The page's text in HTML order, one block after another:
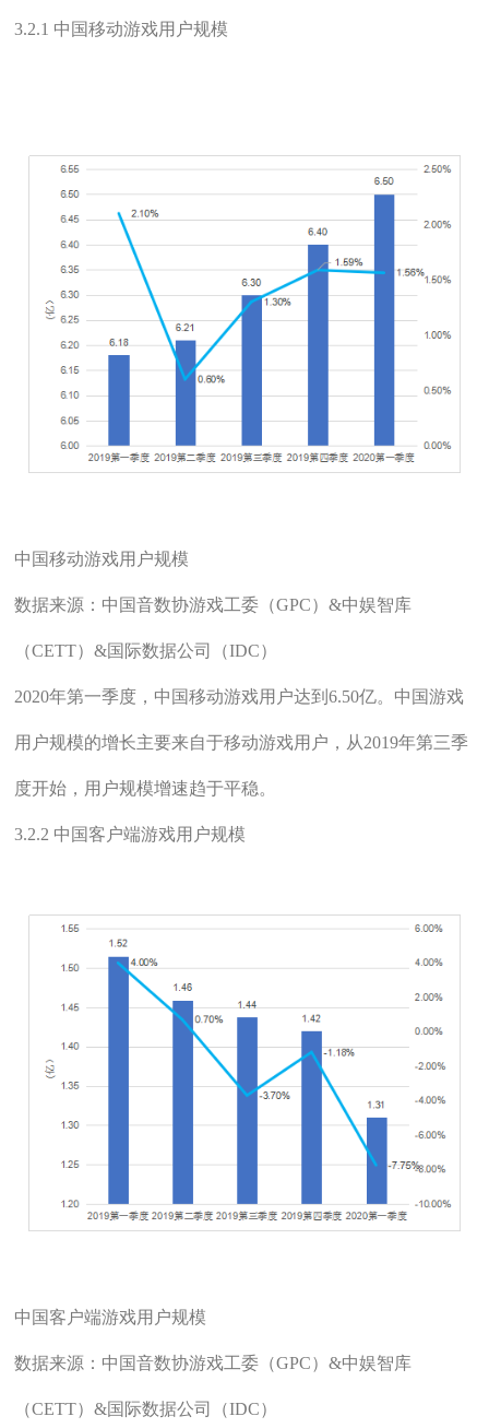
3.2.1 中国移动游戏用户规模
中国移动游戏用户规模
数据来源：中国音数协游戏工委（GPC）&中娱智库
（CETT）&国际数据公司（IDC）
2020年第一季度，中国移动游戏用户达到6.50亿。中国游戏
用户规模的增长主要来自于移动游戏用户，从2019年第三季
度开始，用户规模增速趋于平稳。
3.2.2 中国客户端游戏用户规模
中国客户端游戏用户规模
数据来源：中国音数协游戏工委（GPC）&中娱智库
（CETT）&国际数据公司（IDC）